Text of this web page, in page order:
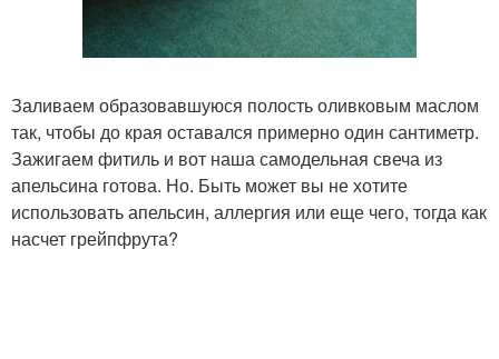
Заливаем образовавшуюся полость оливковым маслом
так, чтобы до края оставался примерно один сантиметр.
Зажигаем фитиль и вот наша самодельная свеча из
апельсина готова. Но. Быть может вы не хотите
использовать апельсин, аллергия или еще чего, тогда как
насчет грейпфрута?